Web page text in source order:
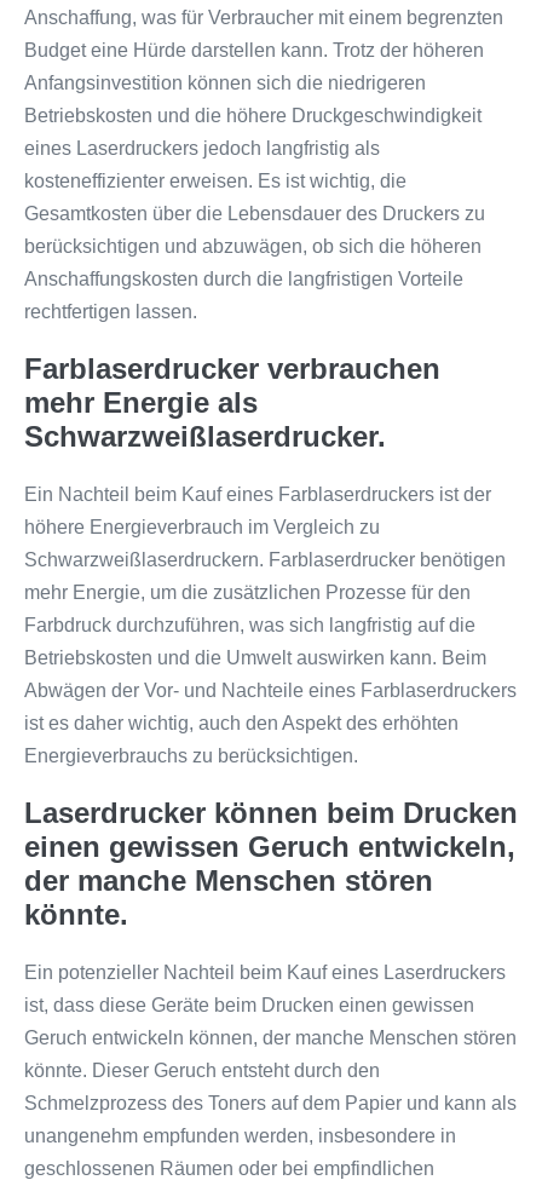
Anschaffung, was für Verbraucher mit einem begrenzten
Budget eine Hürde darstellen kann. Trotz der höheren
Anfangsinvestition können sich die niedrigeren
Betriebskosten und die höhere Druckgeschwindigkeit
eines Laserdruckers jedoch langfristig als
kosteneffizienter erweisen. Es ist wichtig, die
Gesamtkosten über die Lebensdauer des Druckers zu
berücksichtigen und abzuwägen, ob sich die höheren
Anschaffungskosten durch die langfristigen Vorteile
rechtfertigen lassen.
Farblaserdrucker verbrauchen
mehr Energie als
Schwarzweißlaserdrucker.
Ein Nachteil beim Kauf eines Farblaserdruckers ist der
höhere Energieverbrauch im Vergleich zu
Schwarzweißlaserdruckern. Farblaserdrucker benötigen
mehr Energie, um die zusätzlichen Prozesse für den
Farbdruck durchzuführen, was sich langfristig auf die
Betriebskosten und die Umwelt auswirken kann. Beim
Abwägen der Vor- und Nachteile eines Farblaserdruckers
ist es daher wichtig, auch den Aspekt des erhöhten
Energieverbrauchs zu berücksichtigen.
Laserdrucker können beim Drucken
einen gewissen Geruch entwickeln,
der manche Menschen stören
könnte.
Ein potenzieller Nachteil beim Kauf eines Laserdruckers
ist, dass diese Geräte beim Drucken einen gewissen
Geruch entwickeln können, der manche Menschen stören
könnte. Dieser Geruch entsteht durch den
Schmelzprozess des Toners auf dem Papier und kann als
unangenehm empfunden werden, insbesondere in
geschlossenen Räumen oder bei empfindlichen